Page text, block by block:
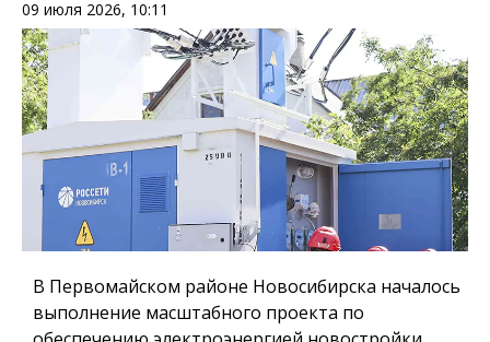
09 июля 2026, 10:11
В Первомайском районе Новосибирска началось
выполнение масштабного проекта по